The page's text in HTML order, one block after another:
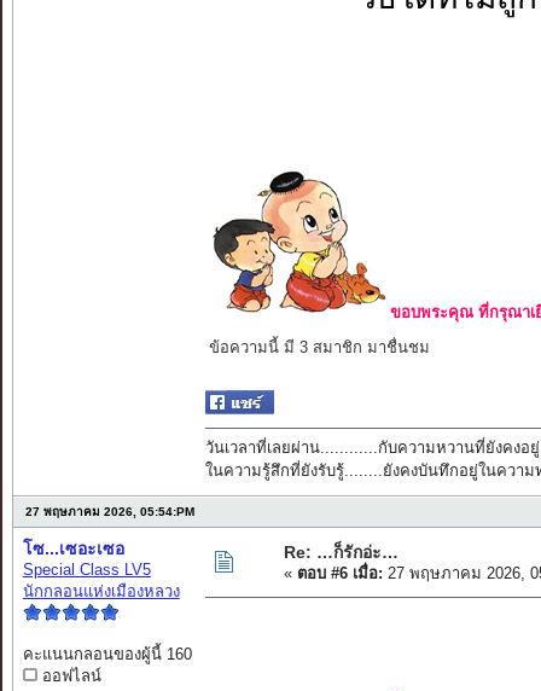
ขอบพระคุณ ที่กรุณาเ
ข้อความนี้ มี 3 สมาชิก มาชื่นชม
วันเวลาที่เลยผ่าน............กับความหวานที่ยังคงอยู่
ในความรู้สึกที่ยังรับรู้........ยังคงบันทึกอยู่ในความ
27 พฤษภาคม 2026, 05:54:PM
โซ...เซอะเซอ
Special Class LV5
นักกลอนแห่งเมืองหลวง
คะแนนกลอนของผู้นี้ 160
ออฟไลน์
Re: …ก็รักอ่ะ…
« ตอบ #6 เมื่อ: 27 พฤษภาคม 2026,